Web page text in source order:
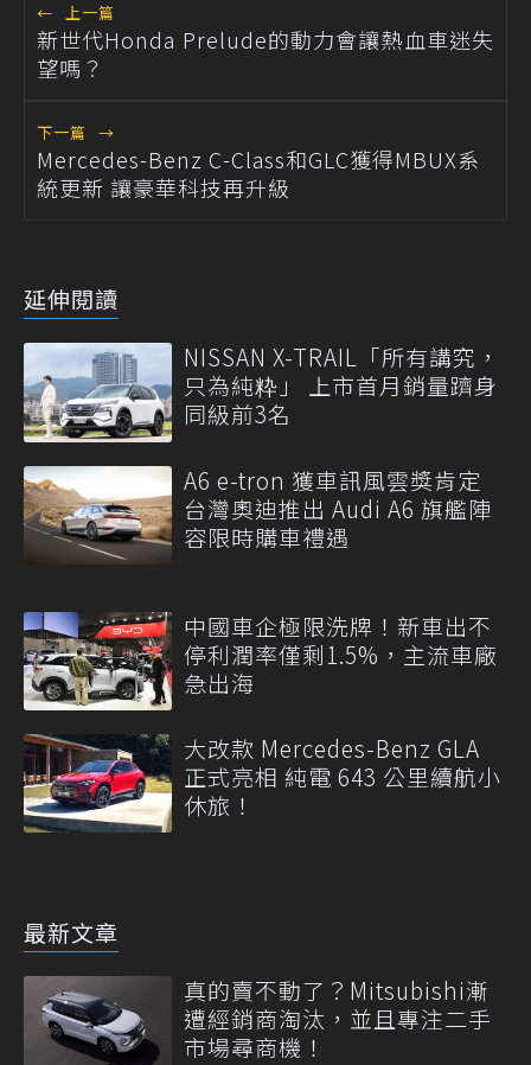
← 上一篇
新世代Honda Prelude的動力會讓熱血車迷失
望嗎？
下一篇 →
Mercedes-Benz C-Class和GLC獲得MBUX系
統更新 讓豪華科技再升級
延伸閱讀
NISSAN X-TRAIL「所有講究，
只為純粋」 上市首月銷量躋身
同級前3名
A6 e-tron 獲車訊風雲獎肯定
台灣奧迪推出 Audi A6 旗艦陣
容限時購車禮遇
中國車企極限洗牌！新車出不
停利潤率僅剩1.5%，主流車廠
急出海
大改款 Mercedes-Benz GLA
正式亮相 純電 643 公里續航小
休旅！
最新文章
真的賣不動了？Mitsubishi漸
遭經銷商淘汰，並且專注二手
市場尋商機！